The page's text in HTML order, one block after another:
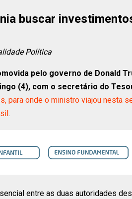
buscar
Política
pelo governo de Donald
(4), com o secretário do
para onde o ministro viajou nesta
.
entre as duas autoridades